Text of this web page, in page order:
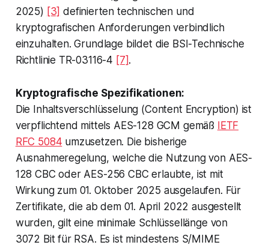
2025) [3] definierten technischen und
kryptografischen Anforderungen verbindlich
einzuhalten. Grundlage bildet die BSI-Technische
Richtlinie TR-03116-4 [7].
Kryptografische Spezifikationen:
Die Inhaltsverschlüsselung (Content Encryption) ist
verpflichtend mittels AES-128 GCM gemäß IETF
RFC 5084 umzusetzen. Die bisherige
Ausnahmeregelung, welche die Nutzung von AES-
128 CBC oder AES-256 CBC erlaubte, ist mit
Wirkung zum 01. Oktober 2025 ausgelaufen. Für
Zertifikate, die ab dem 01. April 2022 ausgestellt
wurden, gilt eine minimale Schlüssellänge von
3072 Bit für RSA. Es ist mindestens S/MIME